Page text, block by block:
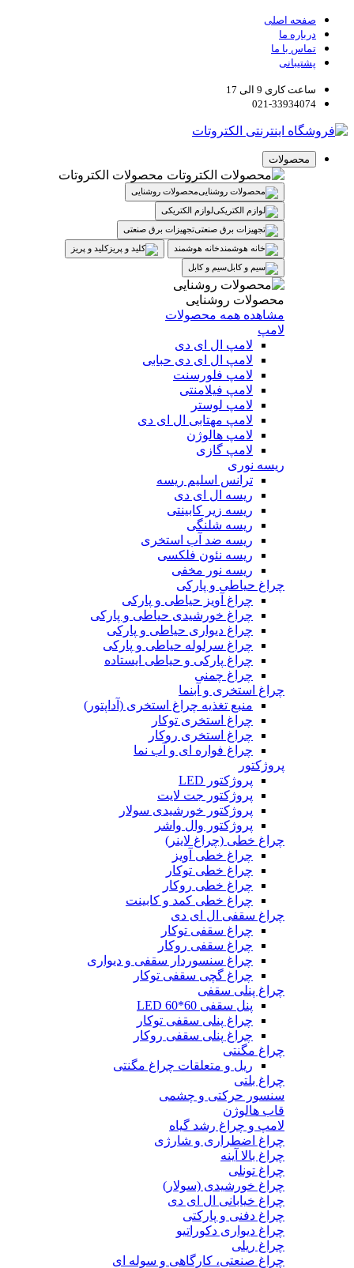
صفحه اصلی
درباره ما
تماس با ما
پشتیبانی
ساعت کاری 9 الی 17
021-33934074
محصولات
محصولات الکتروتات
محصولات روشنایی
لوازم الکتریکی
تجهیزات برق صنعتی
خانه هوشمند
کلید و پریز
سیم و کابل
محصولات روشنایی
مشاهده همه محصولات
لامپ
لامپ ال ای دی
لامپ ال ای دی حبابی
لامپ فلورسنت
لامپ فیلامنتی
لامپ لوستر
لامپ مهتابی ال ای دی
لامپ هالوژن
لامپ گازی
ریسه نوری
ترانس اسلیم ریسه
ریسه ال ای دی
ریسه زیر کابینتی
ریسه شلنگی
ریسه ضد آب استخری
ریسه نئون فلکسی
ریسه نور مخفی
چراغ حیاطی و پارکی
چراغ آویز حیاطی و پارکی
چراغ خورشیدی حیاطی و پارکی
چراغ دیواری حیاطی و پارکی
چراغ سرلوله حیاطی و پارکی
چراغ پارکی و حیاطی ایستاده
چراغ چمنی
چراغ استخری و آبنما
منبع تغذیه چراغ استخری (آداپتور)
چراغ استخری توکار
چراغ استخری روکار
چراغ فواره ای و آب نما
پروژکتور
پروژکتور LED
پروژکتور جت لایت
پروژکتور خورشیدی سولار
پروژکتور وال واشر
چراغ خطی (چراغ لاینر)
چراغ خطی آویز
چراغ خطی توکار
چراغ خطی روکار
چراغ خطی کمد و کابینت
چراغ سقفی ال ای دی
چراغ سقفی توکار
چراغ سقفی روکار
چراغ سنسوردار سقفی و دیواری
چراغ گچی سقفی توکار
چراغ پنلی سقفی
پنل سقفی 60*60 LED
چراغ پنلی سقفی توکار
چراغ پنلی سقفی روکار
چراغ مگنتی
ریل و متعلقات چراغ مگنتی
چراغ بلتی
سنسور حرکتی و چشمی
قاب هالوژن
لامپ و چراغ رشد گیاه
چراغ اضطراری و شارژی
چراغ بالا آینه
چراغ تونلی
چراغ خورشیدی (سولار)
چراغ خیابانی ال ای دی
چراغ دفنی و پارکتی
چراغ دیواری دکوراتیو
چراغ ریلی
چراغ صنعتی، کارگاهی و سوله ای